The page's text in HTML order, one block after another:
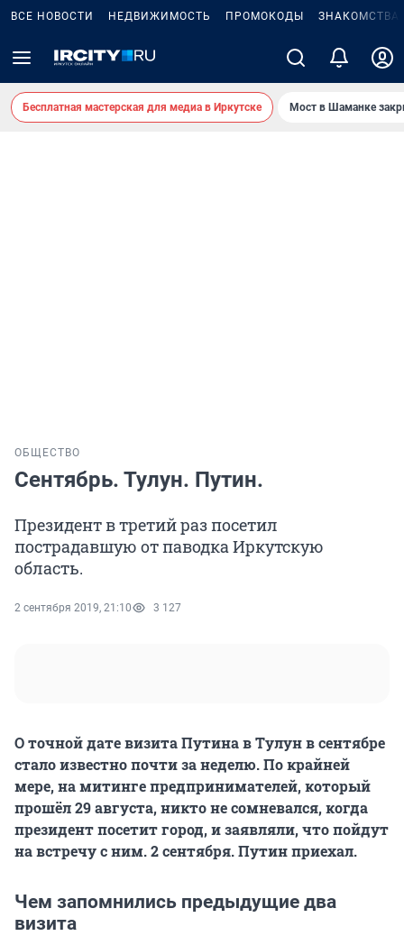
ВСЕ НОВОСТИ НЕДВИЖИМОСТЬ ПРОМОКОДЫ ЗНАКОМСТВА
Бесплатная мастерская для медиа в Иркутске Мост в Шаманке
ОБЩЕСТВО
Сентябрь. Тулун. Путин.
Президент в третий раз посетил
пострадавшую от паводка Иркутскую
область.
2 сентября 2019, 21:10 3 127
О точной дате визита Путина в Тулун в сентябре
стало известно почти за неделю. По крайней
мере, на митинге предпринимателей, который
прошёл 29 августа, никто не сомневался, когда
президент посетит город, и заявляли, что пойдут
на встречу с ним. 2 сентября. Путин приехал.
Чем запомнились предыдущие два
визита